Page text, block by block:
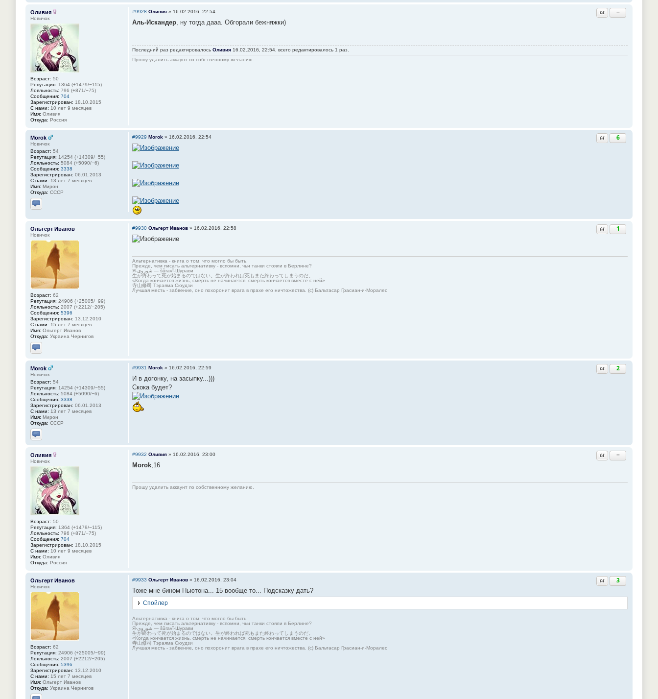
Оливия
Новичок
Возраст: 50
Репутация: 1364 (+1479/−115)
Лояльность: 796 (+871/−75)
Сообщения: 704
Зарегистрирован: 18.10.2015
С нами: 10 лет 9 месяцев
Имя: Оливия
Откуда: Россия
Ответить с цитатой
−
#9928 Оливия » 16.02.2016, 22:54
Аль-Искандер, ну тогда дааа. Обгорали бежняжки)
Последний раз редактировалось Оливия 16.02.2016, 22:54, всего редактировалось 1 раз.
Прошу удалить аккаунт по собственному желанию.
Morok
Новичок
Возраст: 54
Репутация: 14254 (+14309/−55)
Лояльность: 5084 (+5090/−6)
Сообщения: 3338
Зарегистрирован: 06.01.2013
С нами: 13 лет 7 месяцев
Имя: Мирон
Откуда: СССР
Отправить личное сообщение
Ответить с цитатой
6
#9929 Morok » 16.02.2016, 22:54
Ольгерт Иванов
Новичок
Возраст: 62
Репутация: 24906 (+25005/−99)
Лояльность: 2007 (+2212/−205)
Сообщения: 5396
Зарегистрирован: 13.12.2010
С нами: 15 лет 7 месяцев
Имя: Ольгерт Иванов
Откуда: Украина Чернигов
Отправить личное сообщение
Ответить с цитатой
1
#9930 Ольгерт Иванов » 16.02.2016, 22:58
Альтернативка - книга о том, что могло бы быть.
Прежде, чем писать альтернативку - вспомни, чьи танки стояли в Берлине?
Я-شوروی — šûravî-Шурави
生が終わって死が始まるのではない。生が終われば死もまた終わってしまうのだ。
«Когда кончается жизнь, смерть не начинается, смерть кончается вместе с ней»
寺山修司 Тэраяма Сюудзи
Лучшая месть - забвение, оно похоронит врага в прахе его ничтожества. (с) Бальтасар Грасиан-и-Моралес
Morok
Новичок
Возраст: 54
Репутация: 14254 (+14309/−55)
Лояльность: 5084 (+5090/−6)
Сообщения: 3338
Зарегистрирован: 06.01.2013
С нами: 13 лет 7 месяцев
Имя: Мирон
Откуда: СССР
Отправить личное сообщение
Ответить с цитатой
2
#9931 Morok » 16.02.2016, 22:59
И в догонку, на засыпку...)))
Скока будет?
Оливия
Новичок
Возраст: 50
Репутация: 1364 (+1479/−115)
Лояльность: 796 (+871/−75)
Сообщения: 704
Зарегистрирован: 18.10.2015
С нами: 10 лет 9 месяцев
Имя: Оливия
Откуда: Россия
Ответить с цитатой
−
#9932 Оливия » 16.02.2016, 23:00
Morok,16
Прошу удалить аккаунт по собственному желанию.
Ольгерт Иванов
Новичок
Возраст: 62
Репутация: 24906 (+25005/−99)
Лояльность: 2007 (+2212/−205)
Сообщения: 5396
Зарегистрирован: 13.12.2010
С нами: 15 лет 7 месяцев
Имя: Ольгерт Иванов
Откуда: Украина Чернигов
Ответить с цитатой
3
#9933 Ольгерт Иванов » 16.02.2016, 23:04
Тоже мне бином Ньютона... 15 вообще то... Подсказку дать?
Спойлер
Альтернативка - книга о том, что могло бы быть.
Прежде, чем писать альтернативку - вспомни, чьи танки стояли в Берлине?
Я-شوروی — šûravî-Шурави
生が終わって死が始まるのではない。生が終われば死もまた終わってしまうのだ。
«Когда кончается жизнь, смерть не начинается, смерть кончается вместе с ней»
寺山修司 Тэраяма Сюудзи
Лучшая месть - забвение, оно похоронит врага в прахе его ничтожества. (с) Бальтасар Грасиан-и-Моралес